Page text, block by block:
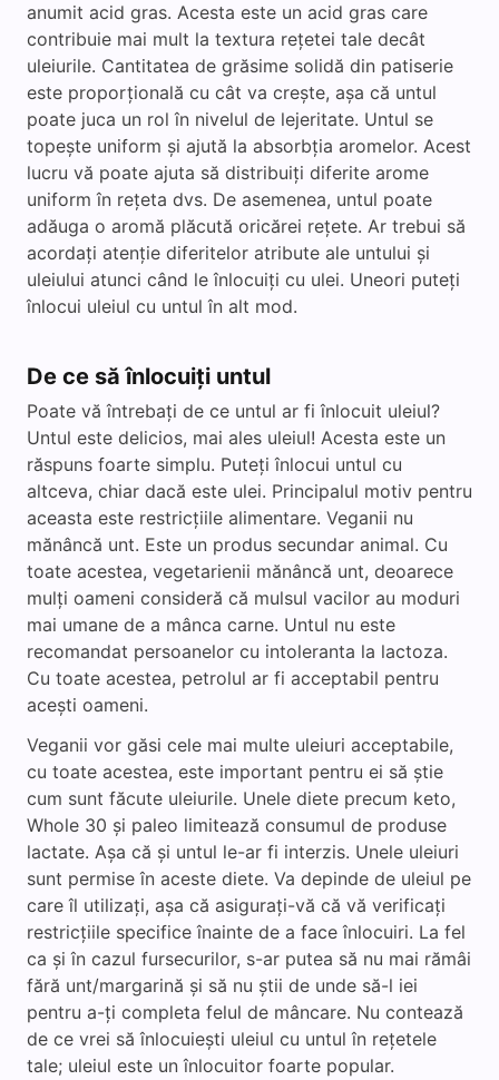
anumit acid gras. Acesta este un acid gras care
contribuie mai mult la textura rețetei tale decât
uleiurile. Cantitatea de grăsime solidă din patiserie
este proporțională cu cât va crește, așa că untul
poate juca un rol în nivelul de lejeritate. Untul se
topește uniform și ajută la absorbția aromelor. Acest
lucru vă poate ajuta să distribuiți diferite arome
uniform în rețeta dvs. De asemenea, untul poate
adăuga o aromă plăcută oricărei rețete. Ar trebui să
acordați atenție diferitelor atribute ale untului și
uleiului atunci când le înlocuiți cu ulei. Uneori puteți
înlocui uleiul cu untul în alt mod.
De ce să înlocuiți untul
Poate vă întrebați de ce untul ar fi înlocuit uleiul?
Untul este delicios, mai ales uleiul! Acesta este un
răspuns foarte simplu. Puteți înlocui untul cu
altceva, chiar dacă este ulei. Principalul motiv pentru
aceasta este restricțiile alimentare. Veganii nu
mănâncă unt. Este un produs secundar animal. Cu
toate acestea, vegetarienii mănâncă unt, deoarece
mulți oameni consideră că mulsul vacilor au moduri
mai umane de a mânca carne. Untul nu este
recomandat persoanelor cu intoleranta la lactoza.
Cu toate acestea, petrolul ar fi acceptabil pentru
acești oameni.
Veganii vor găsi cele mai multe uleiuri acceptabile,
cu toate acestea, este important pentru ei să știe
cum sunt făcute uleiurile. Unele diete precum keto,
Whole 30 și paleo limitează consumul de produse
lactate. Așa că și untul le-ar fi interzis. Unele uleiuri
sunt permise în aceste diete. Va depinde de uleiul pe
care îl utilizați, așa că asigurați-vă că vă verificați
restricțiile specifice înainte de a face înlocuiri. La fel
ca și în cazul fursecurilor, s-ar putea să nu mai rămâi
fără unt/margarină și să nu știi de unde să-l iei
pentru a-ți completa felul de mâncare. Nu contează
de ce vrei să înlocuiești uleiul cu untul în rețetele
tale; uleiul este un înlocuitor foarte popular.